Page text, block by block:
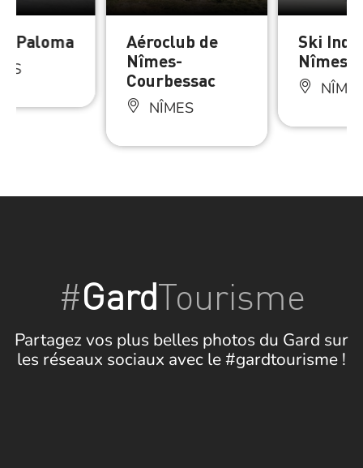
– Paloma
Aéroclub de
Nîmes-
Courbessac
NÎMES
Ski
Nîmes
#GardTourisme
Partagez vos plus belles photos du Gard sur
les réseaux sociaux avec le #gardtourisme !